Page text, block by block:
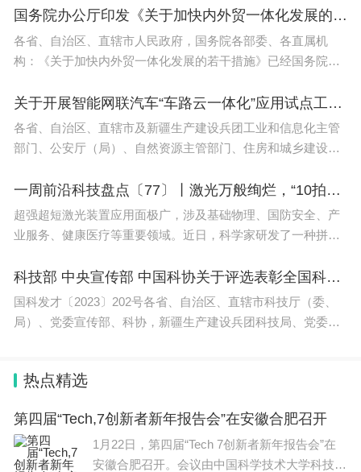
76分，国际商务类523分，物流技术类423分，中餐
加工类390分，西餐烹饪类401分，饭店服务与管理
类540分，中文导游类509分，公关文秘类479分，学
以上就是2023春考分数线（安徽工业职业技术学院春季高考录
取分数线）全部内容了，了解更多相关信息，关注。
包’。”自然资
国务院办公厅印发《关于加快内外贸一体化发展的若干措施》的通知
各省、自治区、直辖市人民政府，国务院各部委、各直属机
构：《关于加快内外贸一体化发展的若干措施》已经国务院同
月7日（本文有删减）关于
关于开展智能网联汽车“车路云一体化”应用试点工作的通知（工信部联通装〔2023〕268号）
各省、自治区、直辖市及新疆生产建设兵团工业和信息化主管
部门、公安厅（局）、自然资源主管部门、住房和城乡建设厅
车产业发展规划（2021-2035
一周前沿科技盘点〔77〕丨激光万般绚烂，“10拍瓦上限”突破；绝美的大质量原恒星团，并非朝夕“养成”
超强超短激光装置应用面极广，涉及基础物理、国防安全、产
业服务、健康医疗等重要领域。近日，科学家研发了一种拼接
限”。每每仰望夜空，我们所看到的闪耀星光主要
科技部 中央宣传部 中国科协关于评选表彰全国科普工作先进集体和先进工作者的通知
国科发才〔2023〕202号各省、自治区、直辖市科技厅（委、
局）、党委宣传部、科协，新疆生产建设兵团科技局、党委宣
热点精选
第四届“Tech,7创新者新年报告会”在安徽合肥召开
1月22日，第四届“Tech 7创新者新年报告会”在
安徽合肥召开。会议由中国科学技术大学科技战